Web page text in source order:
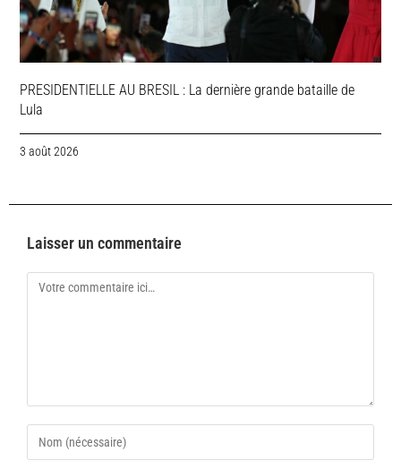
PRESIDENTIELLE AU BRESIL : La dernière grande bataille de
Lula
3 août 2026
Laisser un commentaire